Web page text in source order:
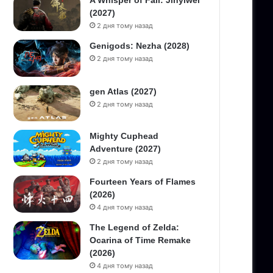
(2027)
2 дня тому назад
Genigods: Nezha (2028)
2 дня тому назад
gen Atlas (2027)
2 дня тому назад
Mighty Cuphead
Adventure (2027)
2 дня тому назад
Fourteen Years of Flames
(2026)
4 дня тому назад
The Legend of Zelda:
Ocarina of Time Remake
(2026)
4 дня тому назад